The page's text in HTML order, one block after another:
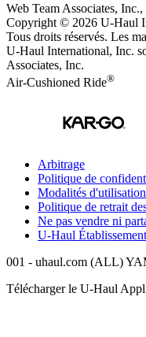
Web Team Associates,
Copyright © 2026 U-Haul
Tous droits réservés. Les
U-Haul International, Inc.
Associates, Inc.
Air-Cushioned Ride®
Arbitrage
Politique de
Modalités d'utilisation
Politique de retrait
Ne pas vendre ni
U-Haul
001 - uhaul.com (ALL)
Télécharger le U-Haul